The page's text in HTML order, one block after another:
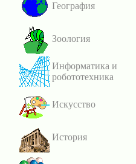
География
Зоология
Информатика и
робототехника
Искусство
История